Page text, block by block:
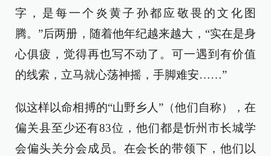
字，是每一个炎黄子孙都应敬畏的文化图
腾。”后两册，随着他年纪越来越大，“实在是身
心俱疲，觉得再也写不动了。可一遇到有价值
的线索，立马就心荡神摇，手脚难安……”
似这样以命相搏的“山野乡人”（他们自称），在
偏关县至少还有83位，他们都是忻州市长城学
会偏头关分会成员。在会长的带领下，他们以